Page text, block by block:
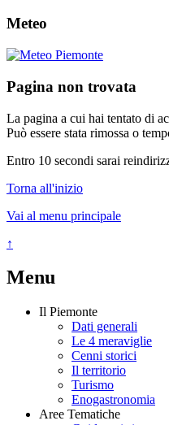
Meteo
Pagina non trovata
La pagina a cui hai tentato di
Può essere stata rimossa o
Entro 10 secondi sarai
Torna all'inizio
Vai al menu principale
↑
Menu
Il Piemonte
Dati generali
Le 4 meraviglie
Cenni storici
Il territorio
Turismo
Enogastronomia
Aree Tematiche